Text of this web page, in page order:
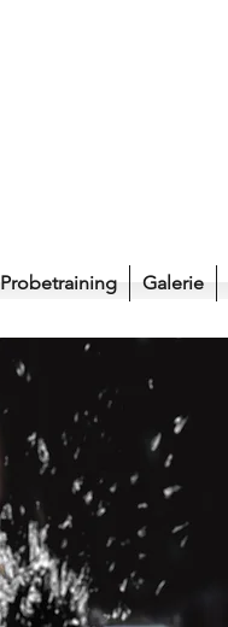
Probetraining Galerie